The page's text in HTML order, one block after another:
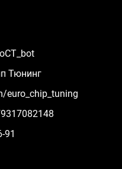
Тюнинг
euro_chip_tuning
91